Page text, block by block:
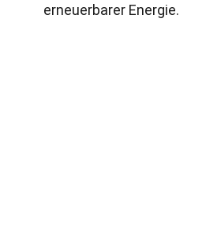
erneuerbarer Energie.